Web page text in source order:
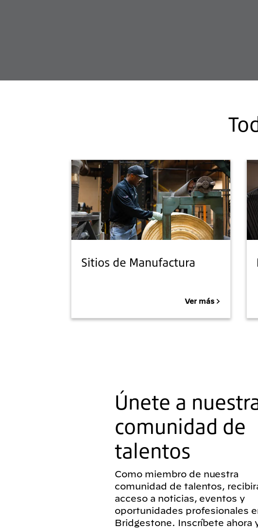
Sitios de Manufactura
Ver más
Únete a
comunidad de
talentos
Como miembro de nuestra
comunidad de talentos,
acceso a noticias, eventos y
oportunidades profesionales
Bridgestone. Inscríbete ahora